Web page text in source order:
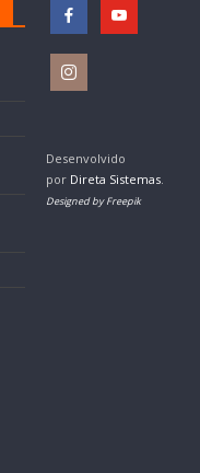
Desenvolvido
por Direta Sistemas.
Designed by Freepik